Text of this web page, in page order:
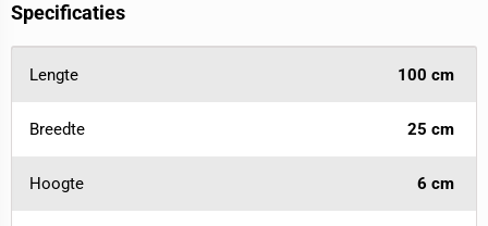
Specificaties
Lengte 100 cm
Breedte 25 cm
Hoogte 6 cm